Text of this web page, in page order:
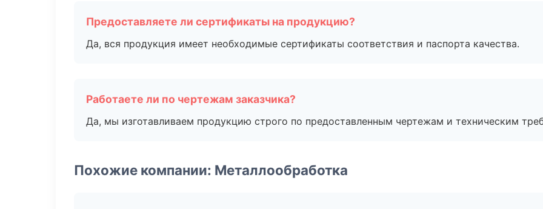
Предоставляете ли сертификаты на продукцию?
Да, вся продукция имеет необходимые сертификаты соответствия и паспорта качества.
Работаете ли по чертежам заказчика?
Да, мы изготавливаем продукцию строго по предоставленным чертежам и техническим
Похожие компании: Металлообработка